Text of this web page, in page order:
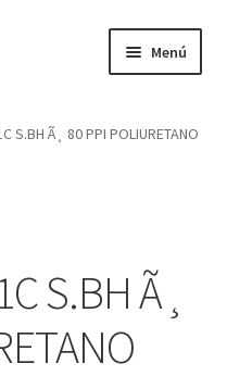
Menú
S.BH Ã¸ 80 PPI POLIURETANO
S.BH Ã¸